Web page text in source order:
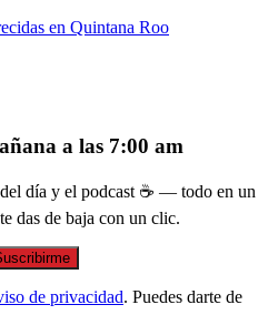
en Quintana Roo
a las 7:00 am
día y el podcast ☕ — todo en un
das de baja con un clic.
de privacidad. Puedes darte de